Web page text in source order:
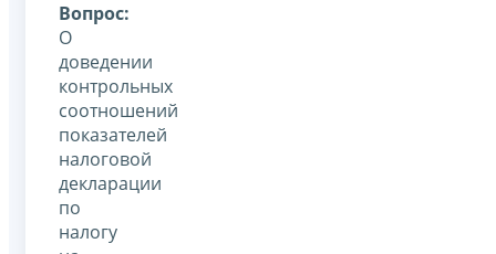
Вопрос:
О
доведении
контрольных
соотношений
показателей
налоговой
декларации
по
налогу